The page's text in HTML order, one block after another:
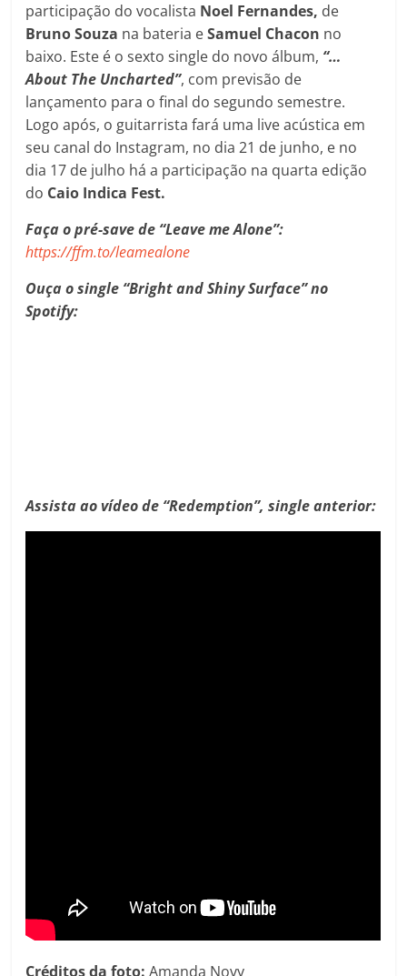
participação do vocalista Noel Fernandes, de
Bruno Souza na bateria eSamuel Chacon no
baixo. Este é o sexto single do novo álbum, “…
About The Uncharted”, com previsão de
lançamento para o final do segundo semestre.
Logo após, o guitarrista fará uma live acústica em
seu canal do Instagram, no dia 21 de junho, e no
dia 17 de julho há a participação na quarta edição
do Caio Indica Fest.
Faça o pré-save de “Leave me Alone”:
https://ffm.to/leamealone
Ouça o single “Bright and Shiny Surface” no
Spotify:
Assista ao vídeo de “Redemption”, single anterior:
Créditos da foto: Amanda Novy